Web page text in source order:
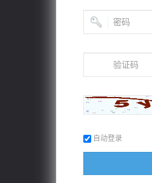
自动登录